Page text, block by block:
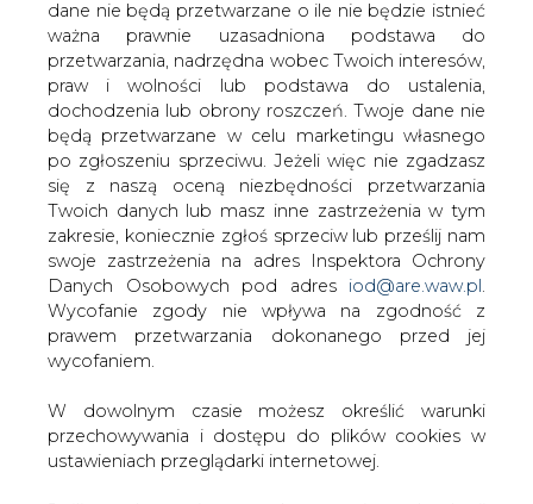
W dowolnym czasie możesz określić warunki
przechowywania i dostępu do plików cookies w
ustawieniach przeglądarki internetowej.
Jeśli zgadzasz się na wykorzystanie technologii
plików cookies wystarczy kliknąć poniższy przycisk
„Przejdź do serwisu”.
Zarząd Agencji Rynku Energii S.A Wydawca portalu
CIRE.pl
konkurencji musi jeszcze poczekać.
Zróżnicowana efektywność
Zmiany opłat przesyłowych i cen energii, które łącznie
przekładają się na koszty zakupu prądu, nie wynikały z
rywalizacji cenowej z innymi sprzedawcami. W przypadku
skonsolidowanych zakładów energetycznych (Enea,
Energa, Enion, EnergiaPro) są one efektem
wyrównywania taryf. Prawo energetyczne stanowi, że
przedsiębiorstwo energetyczne może posługiwać się
jednym cennikiem, więc po konsolidacji w części
oddziałów stawki poszły w górę, a w reszcie w dół.
Jednak są takie zmiany, które trudno wyjaśnić. Na
przykład, dlaczego w Zakładzie Energetycznym
proc., a ceny energii spadły o 7 proc.?
Strategie firm